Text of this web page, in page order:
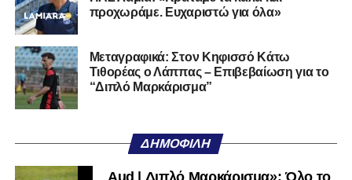
προχωράμε. Ευχαριστώ για όλα»
Μεταγραφικά: Στον Κηφισσό Κάτω
Τιθορέας ο Λάππας – Επιβεβαίωση για το
“Διπλό Μαρκάρισμα”
ΔΗΜΟΦΙΛΉ
Aud | Διπλό Μαρκάρισμα»: Όλο το